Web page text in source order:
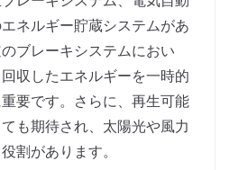
ネルギー貯蔵システムがあ
ブレーキシステムにおい
収したエネルギーを一時的
要です。さらに、再生可能
も期待され、太陽光や風力
割があります。